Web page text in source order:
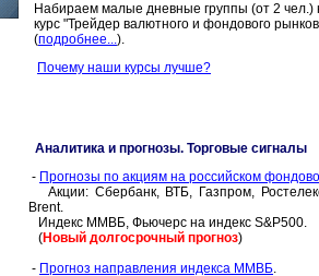
Набираем малые дневные группы (от 2 чел.)
курс "Трейдер валютного и фондового рынков
(подробнее...).
Почему наши курсы лучше?
Аналитика и прогнозы. Торговые сигналы
- Прогнозы по акциям на российском
Акции: Сбербанк, ВТБ, Газпром,
Brent.
Индекс ММВБ, Фьючерс на индекс S&P500.
(Новый долгосрочный прогноз)
- Прогноз направления индекса ММВБ.